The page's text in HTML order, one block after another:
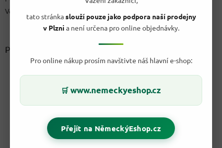
tato stránkaslouží pouze jako podpora naší prodejny
v Plznia není určena pro online objednávky.
Pro online nákup prosím navštivte náš hlavní e-shop:
🛒 www.nemeckyeshop.cz
Přejít na NěmeckýEshop.cz
Velkoobchod
Přijímáme online platby